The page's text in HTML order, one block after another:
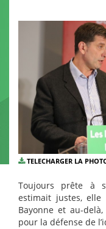
TELECHARGER LA
Toujours prête à
estimait justes, elle
Bayonne et au-
pour la défense de